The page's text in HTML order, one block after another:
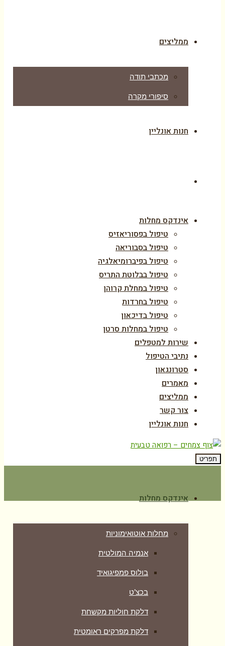
ממליצים
מכתבי תודה
סיפורי מקרה
חנות אונליין
אינדקס מחלות
טיפול בפסוריאזיס
טיפול בסבוריאה
טיפול בפיברומיאלגיה
טיפול בבלוטת התריס
טיפול במחלת קרוהן
טיפול בחרדות
טיפול בדיכאון
טיפול במחלות סרטן
שירות למטפלים
נתיבי הטיפול
סטרונגאון
מאמרים
ממליצים
צור קשר
חנות אונליין
תפריט
אינדקס מחלות
מחלות אוטואימוניות
אנמיה המולטית
בולוס פמפיגואיד
בכצ’ט
דלקת חוליות מקשחת
דלקת מפרקים ראומטית